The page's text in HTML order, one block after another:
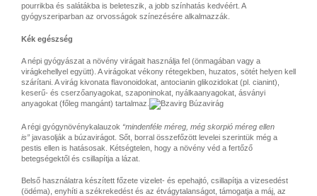
pourrikba és salátákba is beleteszik, a jobb színhatás kedvéért. A
gyógyszeriparban az orvosságok színezésére alkalmazzák.
Kék egészség
A népi gyógyászat a növény virágait használja fel (önmagában vagy a
virágkehellyel együtt). A virágokat vékony rétegekben, huzatos, sötét helyen kell
szárítani. A virág kivonata flavonoidokat, antocianin glikozidokat (pl. cianint),
keserű- és cserzőanyagokat, szaponinokat, nyálkaanyagokat, ásványi
anyagokat (főleg mangánt) tartalmaz.
A régi gyógynövénykalauzok “mindenféle méreg, még skorpió méreg ellen
is” javasolják a búzavirágot. Sőt, borral összefőzött levelei szerintük még a
pestis ellen is hatásosak. Kétségtelen, hogy a növény véd a fertőző
betegségektől és csillapítja a lázat.
Belső használatra készített főzete vizelet- és epehajtó, csillapítja a vizesedést
(ödéma), enyhíti a székrekedést és az étvágytalanságot, támogatja a máj, az